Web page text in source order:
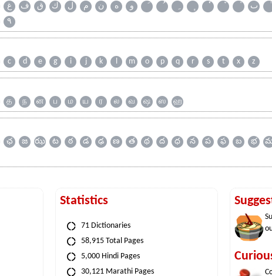
غ ف ق ك ل م ن ه و ٮ
۹
c d e g i j k l m o p q r s t x z
த ந ன ப ம ய ர ல வ ஷ ஸ ஹ
ఛ జ ఝ ట ఠ డ ఢ ణ త థ ద ధ న ప ఫ బ భ
Statistics
71 Dictionaries
58,915 Total Pages
5,000 Hindi Pages
30,121 Marathi Pages